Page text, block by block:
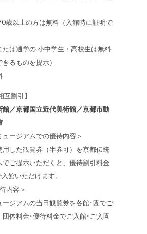
歳以上の方は無料（入館時に証明で
は通学の 小中学生・高校生は無料
きるものを提示）
互割引】
館／京都国立近代美術館／京都市動
ュージアムでの優待内容＞
した観覧券（半券可）を京都伝統
でご提示いただくと、優待割引料金
館いただけます。
内容＞
ージアムの当日観覧券を各館･園でご
体料金･優待料金でご入館･ご入園